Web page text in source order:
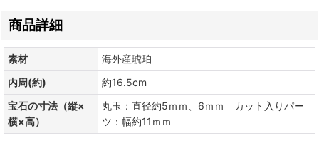
商品詳細
素材
海外産琥珀
内周(約)
約16.5cm
宝石の寸法（縦×
横×高）
丸玉：直径約5ｍｍ、6ｍｍ カット入りパー
ツ：幅約11ｍｍ